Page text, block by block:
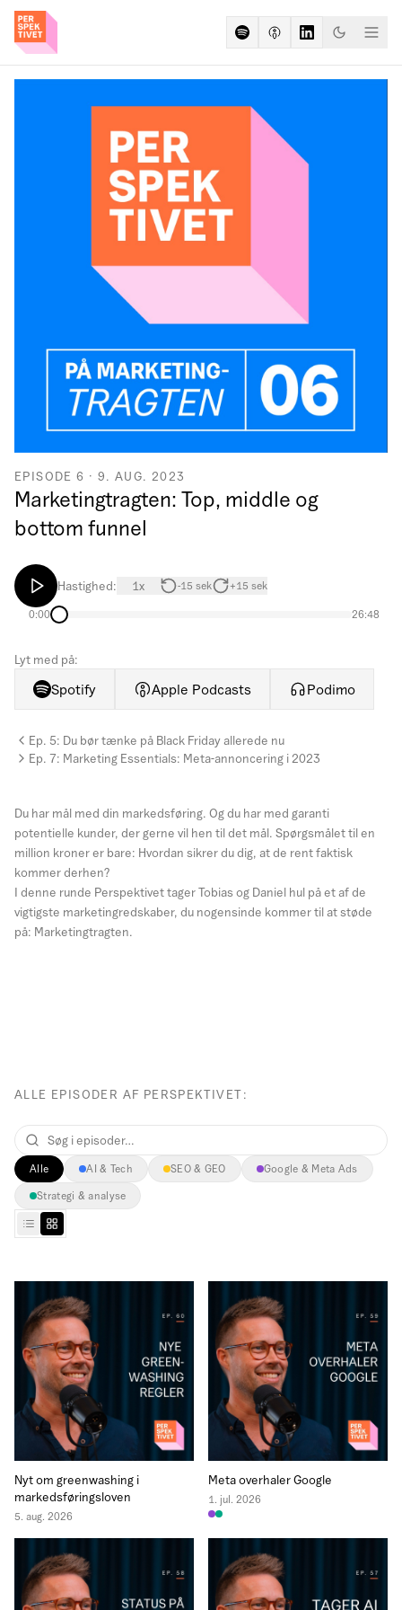
EPISODE6 · 9. AUG. 2023
Marketingtragten: Top, middle og
bottom funnel
Hastighed: 1x -15 sek +15 sek
0:00 26:48
Lyt med på:
Spotify Apple Podcasts Podimo
Ep. 5: Du bør tænke på Black Friday allerede nu
Ep. 7: Marketing Essentials: Meta-annoncering i 2023
Du har mål med din markedsføring. Og du har med garanti
potentielle kunder, der gerne vil hen til det mål. Spørgsmålet til en
million kroner er bare: Hvordan sikrer du dig, at de rent faktisk
kommer derhen?
I denne runde Perspektivet tager Tobias og Daniel hul på et af de
vigtigste marketingredskaber, du nogensinde kommer til at støde
på: Marketingtragten.
ALLE EPISODER AF PERSPEKTIVET:
Alle AI & Tech SEO & GEO Google & Meta Ads
Strategi & analyse
Nyt om greenwashing i
markedsføringsloven
5. aug. 2026
Meta overhaler Google
1. jul. 2026